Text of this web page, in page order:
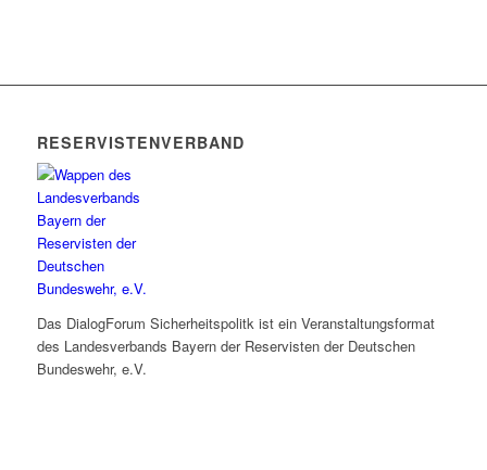
RESERVISTENVERBAND
Das DialogForum Sicherheitspolitk ist ein Veranstaltungsformat
des Landesverbands Bayern der Reservisten der Deutschen
Bundeswehr, e.V.